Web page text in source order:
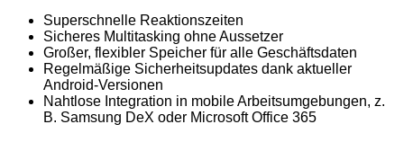
Superschnelle Reaktionszeiten
Sicheres Multitasking ohne Aussetzer
Großer, flexibler Speicher für alle Geschäftsdaten
Regelmäßige Sicherheitsupdates dank aktueller
Android-Versionen
Nahtlose Integration in mobile Arbeitsumgebungen, z.
B. Samsung DeX oder Microsoft Office 365